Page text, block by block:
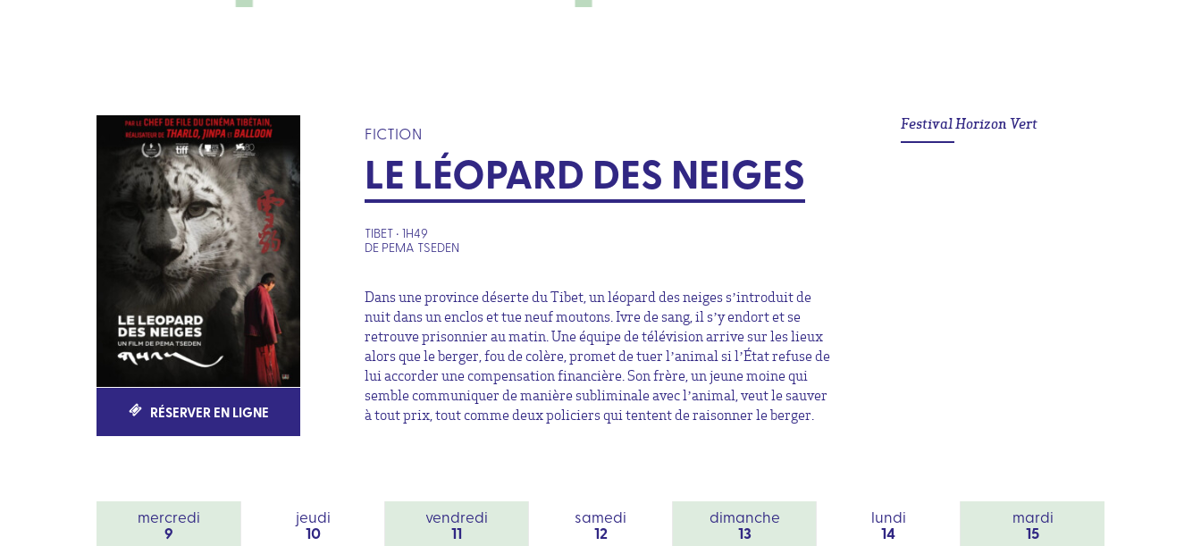
RÉSERVER EN LIGNE
FICTION
LE LÉOPARD DES NEIGES
TIBET • 1H49
DE PEMA TSEDEN
Dans une province déserte du Tibet, un léopard des neiges s’introduit de
nuit dans un enclos et tue neuf moutons. Ivre de sang, il s’y endort et se
retrouve prisonnier au matin. Une équipe de télévision arrive sur les lieux
alors que le berger, fou de colère, promet de tuer l’animal si l’État refuse de
lui accorder une compensation financière. Son frère, un jeune moine qui
semble communiquer de manière subliminale avec l’animal, veut le sauver
à tout prix, tout comme deux policiers qui tentent de raisonner le berger.
Festival Horizon Vert
mercredi
9
jeudi
10
vendredi
11
samedi
12
dimanche
13
lundi
14
mardi
15